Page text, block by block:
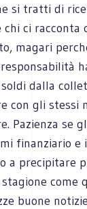
si tratti di
chi ci racconta
magari
dalla
con gli stessi
Pazienza se
finanziario e
a precipitare
come
buone